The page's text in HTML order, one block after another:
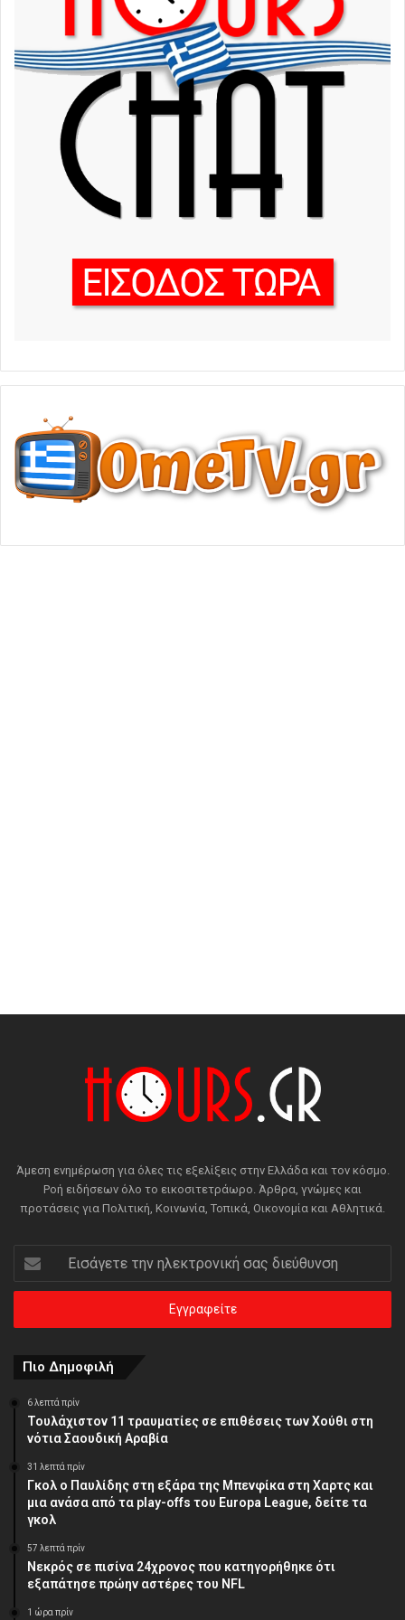
Άμεση ενημέρωση για όλες τις εξελίξεις στην Ελλάδα και τον κόσμο.
Ροή ειδήσεων όλο το εικοσιτετράωρο. Άρθρα, γνώμες και
προτάσεις για Πολιτική, Κοινωνία, Τοπικά, Οικονομία και Αθλητικά.
Εισάγετε
την
ηλεκτρονική
διεύθυνση
Πιο Δημοφιλή
6 λεπτά πρίν
Τουλάχιστον 11 τραυματίες σε επιθέσεις των Χούθι στη
νότια Σαουδική Αραβία
31 λεπτά πρίν
Γκολ ο Παυλίδης στη εξάρα της Μπενφίκα στη Χαρτς και
μια ανάσα από τα play-offs του Europa League, δείτε τα
γκολ
57 λεπτά πρίν
Νεκρός σε πισίνα 24χρονος που κατηγορήθηκε ότι
εξαπάτησε πρώην αστέρες του NFL
1 ώρα πρίν